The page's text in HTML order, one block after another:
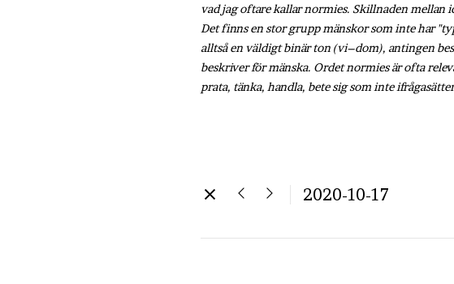
vad jag oftare kallar normies. Skillnaden mellan
Det finns en stor grupp mänskor som inte har
alltså en väldigt binär ton (vi–dom), antingen
beskriver för mänska. Ordet normies är ofta
prata, tänka, handla, bete sig som inte
2020-10-17